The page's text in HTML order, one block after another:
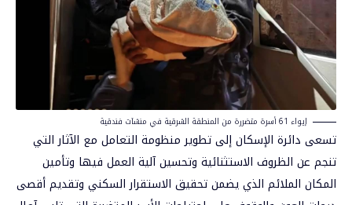
إيواء 61 أسرة متضررة من المنطقة الشرقية في منشآت فندقية
تسعى دائرة الإسكان إلى تطوير منظومة التعامل مع الآثار التي
تنجم عن الظروف الاستثنائية وتحسين آلية العمل فيها وتأمين
المكان الملائم الذي يضمن تحقيق الاستقرار السكني وتقديم أقصى